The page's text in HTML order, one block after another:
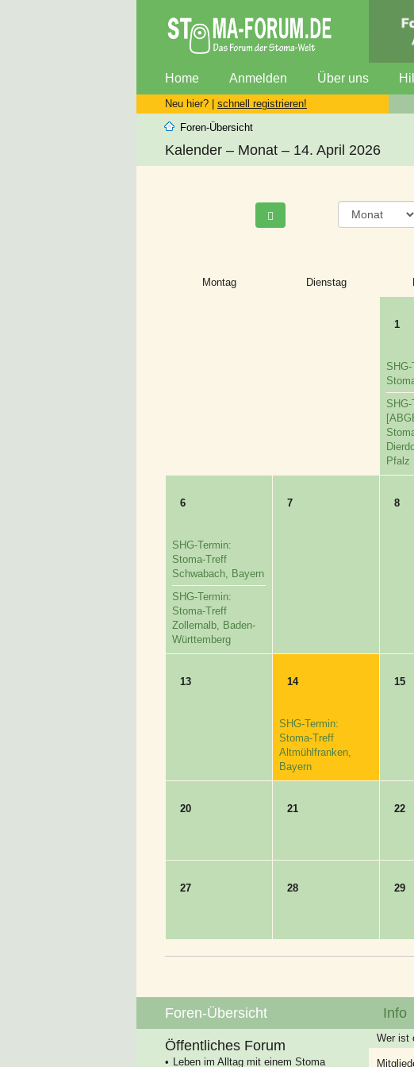
Home Anmelden Über uns
Neu hier? | schnell registrieren!
Foren-Übersicht
Kalender – Monat – 14. April 2026
Montag Dienstag
1
SHG-
SHG-
Pfalz
6
SHG-Termin:
Stoma-Treff
Schwabach, Bayern
SHG-Termin:
Stoma-Treff
Zollernalb, Baden-
Württemberg
7 8
13 14
SHG-Termin:
Stoma-Treff
Altmühlfranken,
Bayern
15
20 21 22
27 28 29
Foren-Übersicht
Öffentliches Forum
Leben im Alltag mit einem Stoma
Info
Wer ist